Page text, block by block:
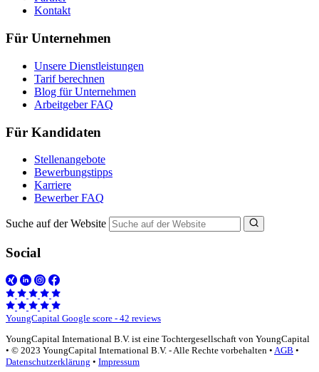
Kontakt
Für Unternehmen
Unsere Dienstleistungen
Tarif berechnen
Blog für Unternehmen
Arbeitgeber FAQ
Für Kandidaten
Stellenangebote
Bewerbungstipps
Karriere
Bewerber FAQ
Suche auf der Website
Social
YoungCapital Google score - 42 reviews
YoungCapital International B.V. ist eine Tochtergesellschaft von YoungCapital
• © 2023 YoungCapital International B.V. - Alle Rechte vorbehalten • AGB •
Datenschutzerklärung • Impressum